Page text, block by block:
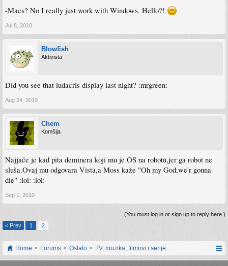
-Macs? No I really just work with Windows. Hello?!
Jul 8, 2010
Blowfish
Aktivista
Did you see that ludacris display last night? :mrgreen:
Aug 24, 2010
Chem
Komšija
Najjače je kad pita deminera koji mu je OS na robotu,jer ga robot ne
sluša.Ovaj mu odgovara Vista,a Moss kaže "Oh my God,we'r gonna
die" :lol: :lol:
Sep 1, 2010
(You must log in or sign up to reply here.)
< Prev
1 2
Home Forums Ostalo TV, muzika, filmovi i serije